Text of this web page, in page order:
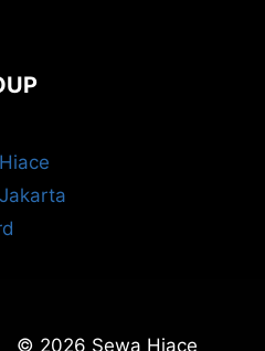
© 2026 Sewa Hiace